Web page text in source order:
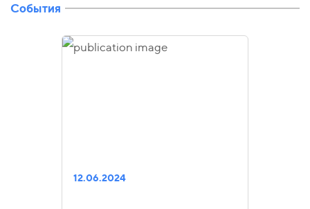
События
12.06.2024